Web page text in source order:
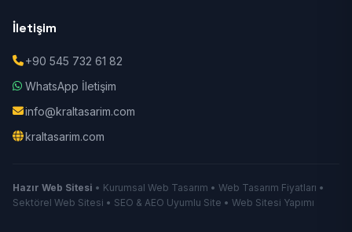
İletişim
+90 545 732 61 82
WhatsApp İletişim
info@kraltasarim.com
kraltasarim.com
Hazır Web Sitesi • Kurumsal Web Tasarım • Web Tasarım Fiyatları •
Sektörel Web Sitesi • SEO & AEO Uyumlu Site • Web Sitesi Yapımı